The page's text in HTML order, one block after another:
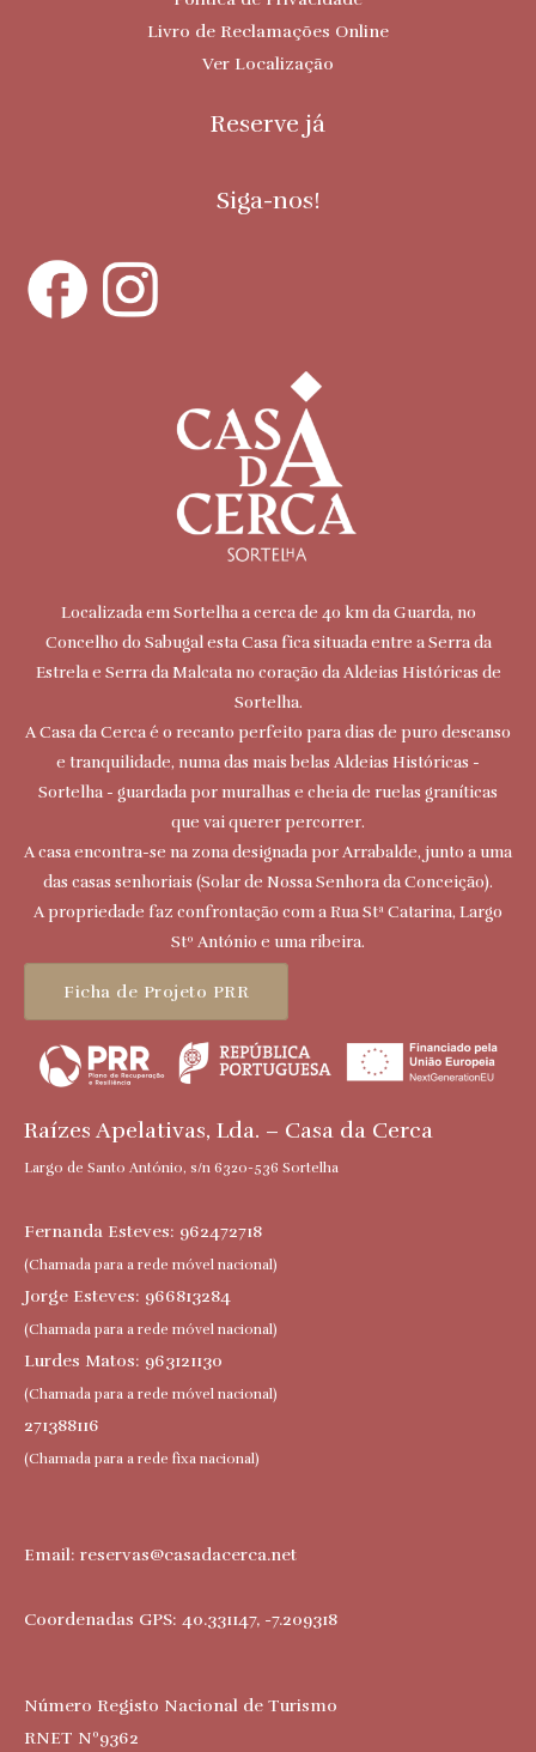
Livro de Reclamações Online
Ver Localização
Reserve já
Siga-nos!
Localizada em Sortelha a cerca de 40 km da Guarda, no
Concelho do Sabugal esta Casa fica situada entre a Serra da
Estrela e Serra da Malcata no coração da Aldeias Históricas de
Sortelha.
A Casa da Cerca é o recanto perfeito para dias de puro descanso
e tranquilidade, numa das mais belas Aldeias Históricas -
Sortelha - guardada por muralhas e cheia de ruelas graníticas
que vai querer percorrer.
A casa encontra-se na zona designada por Arrabalde, junto a uma
das casas senhoriais (Solar de Nossa Senhora da Conceição).
A propriedade faz confrontação com a Rua Stª Catarina, Largo
Stº António e uma ribeira.
Ficha de Projeto PRR
Raízes Apelativas, Lda. – Casa da Cerca
Largo de Santo António, s/n 6320-536 Sortelha
Fernanda Esteves: 962472718
(Chamada para a rede móvel nacional)
Jorge Esteves: 966813284
(Chamada para a rede móvel nacional)
Lurdes Matos: 963121130
(Chamada para a rede móvel nacional)
271388116
(Chamada para a rede fixa nacional)
Email: reservas@casadacerca.net
Coordenadas GPS: 40.331147, -7.209318
Número Registo Nacional de Turismo
RNET Nº9362